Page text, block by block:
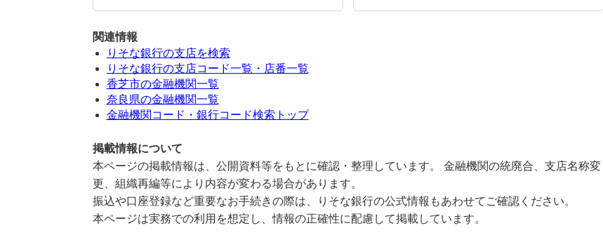
関連情報
りそな銀行の支店を検索
りそな銀行の支店コード一覧・店番一覧
香芝市の金融機関一覧
奈良県の金融機関一覧
金融機関コード・銀行コード検索トップ
掲載情報について
本ページの掲載情報は、公開資料等をもとに確認・整理しています。 金融機関の統廃合、支店名称変
更、組織再編等により内容が変わる場合があります。
振込や口座登録など重要なお手続きの際は、りそな銀行の公式情報もあわせてご確認ください。
本ページは実務での利用を想定し、情報の正確性に配慮して掲載しています。